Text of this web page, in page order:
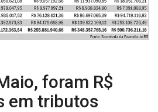
foram R$
em tributos